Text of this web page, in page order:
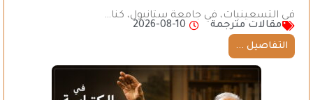
في التسعينيات، في جامعة ستانبول، كنا…
مقالات مترجمة
2026-08-10
التفاصيل ...